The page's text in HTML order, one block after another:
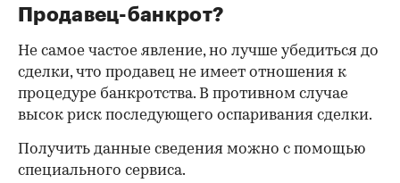
Продавец-банкрот?
Не самое частое явление, но лучше убедиться до
сделки, что продавец не имеет отношения к
процедуре банкротства. В противном случае
высок риск последующего оспаривания сделки.
Получить данные сведения можно с помощью
специального сервиса.